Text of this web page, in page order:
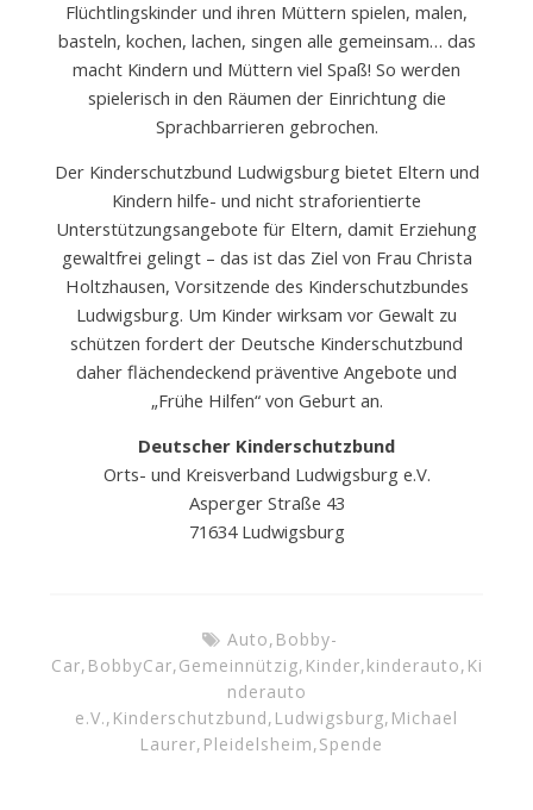
Flüchtlingskinder und ihren Müttern spielen, malen,
basteln, kochen, lachen, singen alle gemeinsam… das
macht Kindern und Müttern viel Spaß! So werden
spielerisch in den Räumen der Einrichtung die
Sprachbarrieren gebrochen.
Der Kinderschutzbund Ludwigsburg bietet Eltern und
Kindern hilfe- und nicht straforientierte
Unterstützungsangebote für Eltern, damit Erziehung
gewaltfrei gelingt – das ist das Ziel von Frau Christa
Holtzhausen, Vorsitzende des Kinderschutzbundes
Ludwigsburg. Um Kinder wirksam vor Gewalt zu
schützen fordert der Deutsche Kinderschutzbund
daher flächendeckend präventive Angebote und
„Frühe Hilfen“ von Geburt an.
Deutscher Kinderschutzbund
Orts- und Kreisverband Ludwigsburg e.V.
Asperger Straße 43
71634 Ludwigsburg
Auto, Bobby-
Car, BobbyCar,Gemeinnützig, Kinder,kinderauto, Ki
nderauto
e.V., Kinderschutzbund, Ludwigsburg, Michael
Laurer, Pleidelsheim,Spende